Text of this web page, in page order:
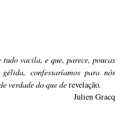
vacila, e que, parece, poucas
confessaríamos para nós
verdade do que derevelação.
Julien Gracq